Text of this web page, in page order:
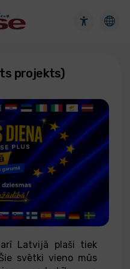
projekts)
Latvijā plaši tiek
svētki vieno mūs